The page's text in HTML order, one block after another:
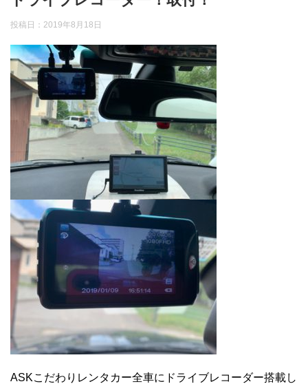
投稿日： 2019年8月18日
ASKこだわりレンタカー全車にドライブレコーダー搭載し